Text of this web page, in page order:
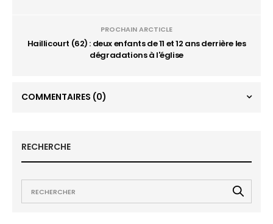
PROCHAIN ARCTICLE
Haillicourt (62) : deux enfants de 11 et 12 ans derrière les
dégradations à l'église
COMMENTAIRES (0)
RECHERCHE